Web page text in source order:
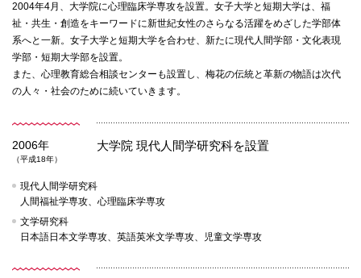
2004年4月、大学院に心理臨床学専攻を設置。女子大学と短期大学は、福
祉・共生・創造をキーワードに新世紀女性のさらなる活躍をめざした学部体
系へと一新。女子大学と短期大学を合わせ、新たに現代人間学部・文化表現
学部・短期大学部を設置。
また、心理教育総合相談センターも設置し、梅花の伝統と革新の物語は次代
の人々・社会のために続いていきます。
2006年
（平成18年）
大学院 現代人間学研究科を設置
現代人間学研究科
人間福祉学専攻、心理臨床学専攻
文学研究科
日本語日本文学専攻、英語英米文学専攻、児童文学専攻